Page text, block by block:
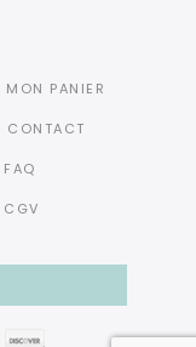
MON PANIER
CONTACT
FAQ
CGV